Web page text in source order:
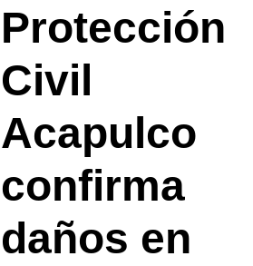
Protección
Civil
Acapulco
confirma
daños en